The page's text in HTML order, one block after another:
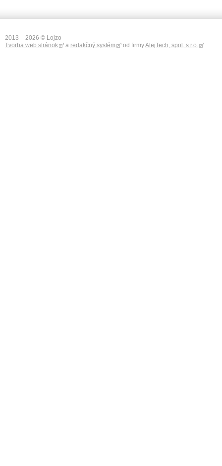
2013 – 2026 © Lojzo
Tvorba web stránok
a redakčný systém od firmyAlejTech, spol. s r.o.